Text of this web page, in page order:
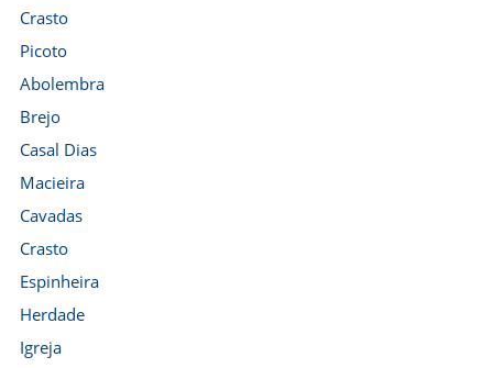
Crasto
Picoto
Abolembra
Brejo
Casal Dias
Macieira
Cavadas
Crasto
Espinheira
Herdade
Igreja